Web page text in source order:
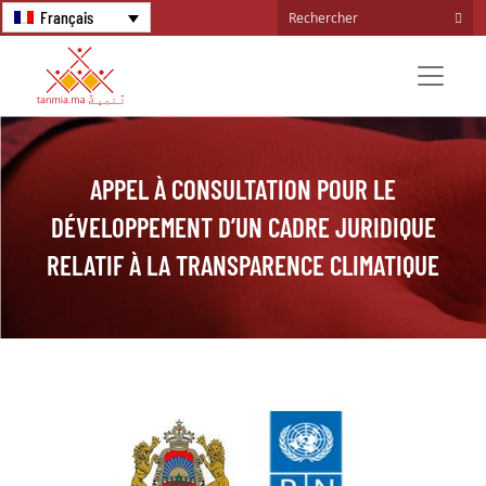
Français
APPEL À CONSULTATION POUR LE
DÉVELOPPEMENT D’UN CADRE JURIDIQUE
RELATIF À LA TRANSPARENCE CLIMATIQUE